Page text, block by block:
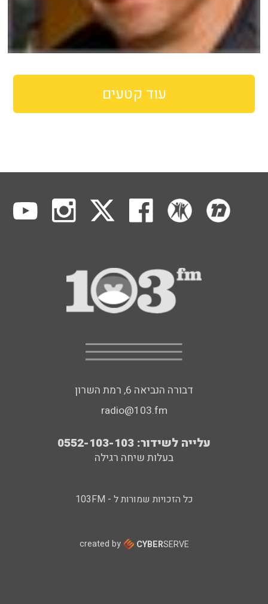
עוד קטעים
דבורה הנביאה 6, רמת השרון
radio@103.fm
עלייה לשידור: 0552-103-103
בעלות שיחה רגילה
כל הזכויות שמורות ל - 103FM
created by CYBERSERVE